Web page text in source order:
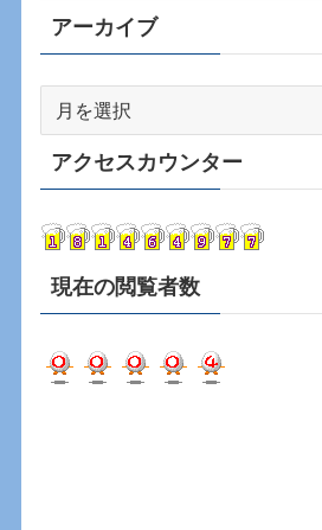
アーカイブ
カ
イ
アクセスカウンター
現在の閲覧者数